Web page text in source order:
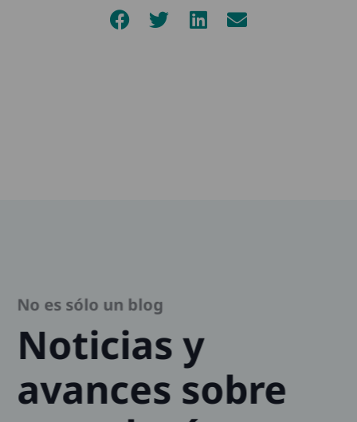
No es sólo un blog
Noticias y
avances sobre